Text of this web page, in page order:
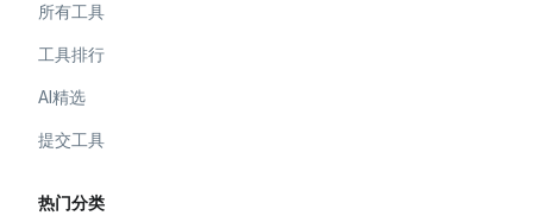
所有工具
工具排行
AI精选
提交工具
热门分类